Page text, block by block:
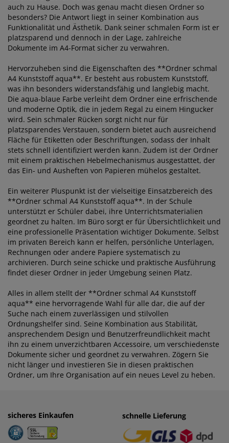
auch zu Hause. Doch was genau macht diesen Ordner so
besonders? Die Antwort liegt in seiner Kombination aus
Funktionalität und Ästhetik. Dank seiner schmalen Form ist er
platzsparend und dennoch in der Lage, zahlreiche
Dokumente im A4-Format sicher zu verwahren.
Hervorzuheben sind die Eigenschaften des **Ordner schmal
A4 Kunststoff aqua**. Er besteht aus robustem Kunststoff,
was ihn besonders widerstandsfähig und langlebig macht.
Die aqua-blaue Farbe verleiht dem Ordner eine erfrischende
und moderne Optik, die in jedem Regal zu einem Hingucker
wird. Sein schmaler Rücken sorgt nicht nur für
platzsparendes Verstauen, sondern bietet auch ausreichend
Fläche für Etiketten oder Beschriftungen, sodass der Inhalt
stets schnell identifiziert werden kann. Zudem ist der Ordner
mit einem praktischen Hebelmechanismus ausgestattet, der
das Ein- und Ausheften von Papieren mühelos gestaltet.
Ein weiterer Pluspunkt ist der vielseitige Einsatzbereich des
**Ordner schmal A4 Kunststoff aqua**. In der Schule
unterstützt er Schüler dabei, ihre Unterrichtsmaterialien
geordnet zu halten. Im Büro sorgt er für Übersichtlichkeit und
eine professionelle Präsentation wichtiger Dokumente. Selbst
im privaten Bereich kann er helfen, persönliche Unterlagen,
Rechnungen oder andere Papiere systematisch zu
archivieren. Durch seine schicke und praktische Ausführung
findet dieser Ordner in jeder Umgebung seinen Platz.
Alles in allem stellt der **Ordner schmal A4 Kunststoff
aqua** eine hervorragende Wahl für alle dar, die auf der
Suche nach einem zuverlässigen und stilvollen
Ordnungshelfer sind. Seine Kombination aus Stabilität,
ansprechendem Design und Benutzerfreundlichkeit macht
ihn zu einem unverzichtbaren Accessoire, um verschiedenste
Dokumente sicher und geordnet zu verwahren. Zögern Sie
nicht länger und investieren Sie in diesen praktischen
Ordner, um Ihre Organisation auf ein neues Level zu heben.
sicheres Einkaufen einfaches Zahlen
· Rechnung
schnelle Lieferung